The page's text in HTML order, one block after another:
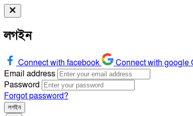
লগইন
Connect with facebook Connect with google
Email address
Password
Forgot password?
লগইন